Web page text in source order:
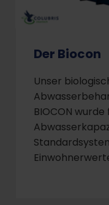
Der Biocon
Unser
BIOCON